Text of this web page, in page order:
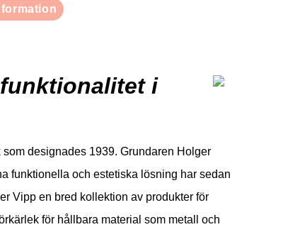
i
designades 1939. Grundaren Holger
funktionella och estetiska lösning har sedan
Vipp en bred kollektion av produkter för
för hållbara material som metall och